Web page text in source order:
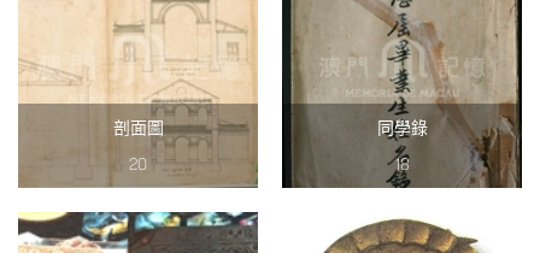
剖面圖
20
同學錄
18